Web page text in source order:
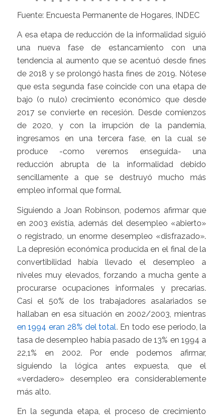
Fuente: Encuesta Permanente de Hogares, INDEC
A esa etapa de reducción de la informalidad siguió
una nueva fase de estancamiento con una
tendencia al aumento que se acentuó desde fines
de 2018 y se prolongó hasta fines de 2019. Nótese
que esta segunda fase coincide con una etapa de
bajo (o nulo) crecimiento económico que desde
2017 se convierte en recesión. Desde comienzos
de 2020, y con la irrupción de la pandemia,
ingresamos en una tercera fase, en la cual se
produce -como veremos enseguida- una
reducción abrupta de la informalidad debido
sencillamente a que se destruyó mucho más
empleo informal que formal.
Siguiendo a Joan Robinson, podemos afirmar que
en 2003 existía, además del desempleo «abierto»
o registrado, un enorme desempleo «disfrazado».
La depresión económica producida en el final de la
convertibilidad había llevado el desempleo a
niveles muy elevados, forzando a mucha gente a
procurarse ocupaciones informales y precarias.
Casi el 50% de los trabajadores asalariados se
hallaban en esa situación en 2002/2003, mientras
en 1994 eran 28% del total. En todo ese periodo, la
tasa de desempleo había pasado de 13% en 1994 a
22,1% en 2002. Por ende podemos afirmar,
siguiendo la lógica antes expuesta, que el
«verdadero» desempleo era considerablemente
más alto.
En la segunda etapa, el proceso de crecimiento